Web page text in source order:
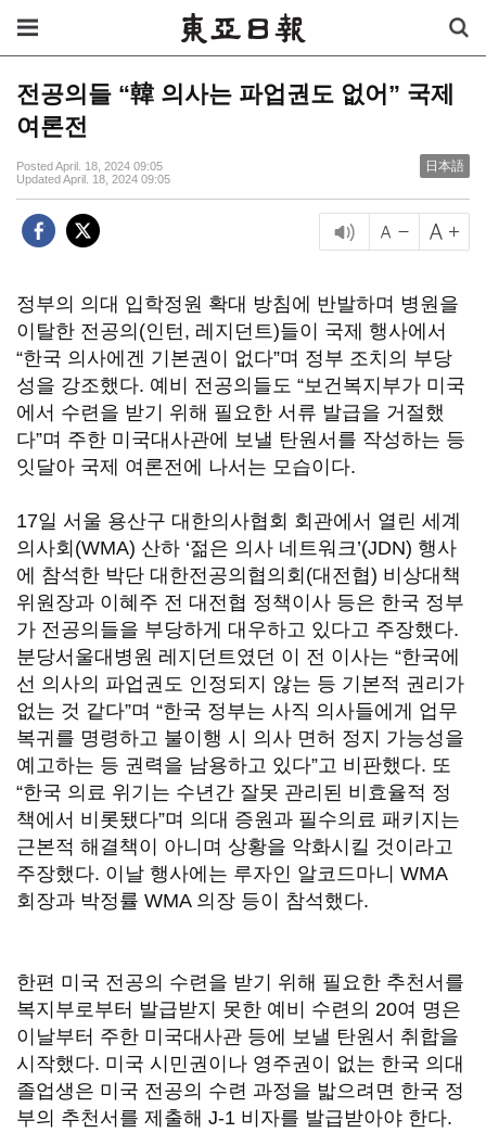
전공의들 “韓 의사는 파업권도 없어” 국제
여론전
Posted April. 18, 2024 09:05
Updated April. 18, 2024 09:05
日本語
정부의 의대 입학정원 확대 방침에 반발하며 병원을
이탈한 전공의(인턴, 레지던트)들이 국제 행사에서
“한국 의사에겐 기본권이 없다”며 정부 조치의 부당
성을 강조했다. 예비 전공의들도 “보건복지부가 미국
에서 수련을 받기 위해 필요한 서류 발급을 거절했
다”며 주한 미국대사관에 보낼 탄원서를 작성하는 등
잇달아 국제 여론전에 나서는 모습이다.
17일 서울 용산구 대한의사협회 회관에서 열린 세계
의사회(WMA) 산하 ‘젊은 의사 네트워크’(JDN) 행사
에 참석한 박단 대한전공의협의회(대전협) 비상대책
위원장과 이혜주 전 대전협 정책이사 등은 한국 정부
가 전공의들을 부당하게 대우하고 있다고 주장했다.
분당서울대병원 레지던트였던 이 전 이사는 “한국에
선 의사의 파업권도 인정되지 않는 등 기본적 권리가
없는 것 같다”며 “한국 정부는 사직 의사들에게 업무
복귀를 명령하고 불이행 시 의사 면허 정지 가능성을
예고하는 등 권력을 남용하고 있다”고 비판했다. 또
“한국 의료 위기는 수년간 잘못 관리된 비효율적 정
책에서 비롯됐다”며 의대 증원과 필수의료 패키지는
근본적 해결책이 아니며 상황을 악화시킬 것이라고
주장했다. 이날 행사에는 루자인 알코드마니 WMA
회장과 박정률 WMA 의장 등이 참석했다.
한편 미국 전공의 수련을 받기 위해 필요한 추천서를
복지부로부터 발급받지 못한 예비 수련의 20여 명은
이날부터 주한 미국대사관 등에 보낼 탄원서 취합을
시작했다. 미국 시민권이나 영주권이 없는 한국 의대
졸업생은 미국 전공의 수련 과정을 밟으려면 한국 정
부의 추천서를 제출해 J-1 비자를 발급받아야 한다.